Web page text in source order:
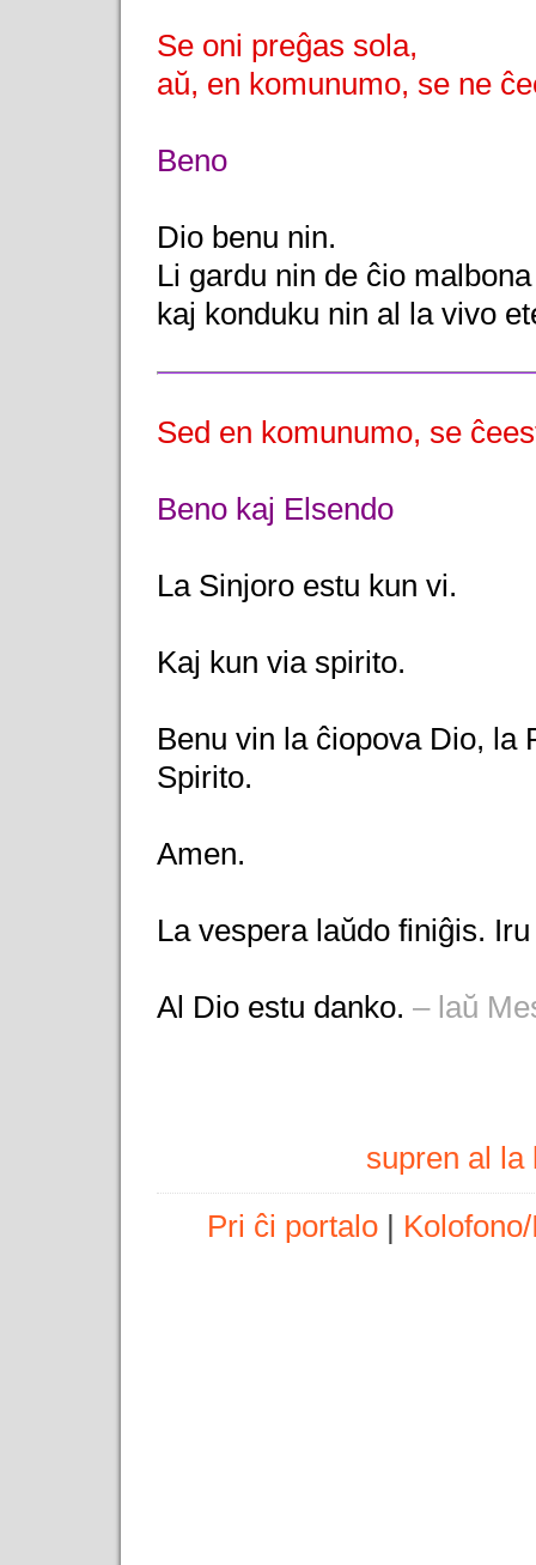
Se oni preĝas sola,
aŭ, en komunumo, se ne
Beno
Dio benu nin.
Li gardu nin de ĉio malbona
kaj konduku nin al la vivo
Sed en komunumo, se
Beno kaj Elsendo
La Sinjoro estu kun vi.
Kaj kun via spirito.
Benu vin la ĉiopova Dio, la
Spirito.
Amen.
La vespera laŭdo finiĝis.
Al Dio estu danko. – laŭ
supren al la
Pri ĉi portalo|